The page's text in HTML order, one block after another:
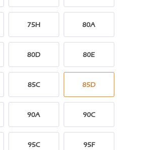
75H 80A
80D 80E
85C 85D
90A 90C
95C 95F